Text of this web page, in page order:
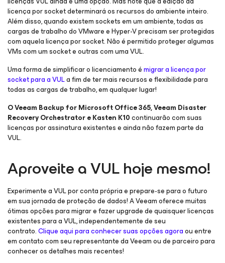
licença por socket determinará os recursos do ambiente inteiro.
Além disso, quando existem sockets em um ambiente, todas as
cargas de trabalho do VMware e Hyper-V precisam ser protegidas
com aquela licença por socket. Não é permitido proteger algumas
VMs com um socket e outras com uma VUL.
Uma forma de simplificar o licenciamento émigrar a licença por
socket para a VULa fim de ter mais recursos e flexibilidade para
todas as cargas de trabalho, em qualquer lugar!
O Veeam Backupfor Microsoft Office 365, Veeam Disaster
Recovery Orchestrator e Kasten K10continuarão com suas
licenças por assinatura existentes e ainda não fazem parte da
VUL.
Aproveite a VUL hoje mesmo!
Experimente a VUL por conta própria e prepare-se para o futuro
em sua jornada de proteção de dados! A Veeam oferece muitas
ótimas opções para migrar e fazer upgrade de quaisquer licenças
existentes para a VUL, independentemente de seu
contrato.Clique aqui para conhecer suas opções agoraou entre
em contato com seu representante da Veeam ou de parceiro para
conhecer os detalhes mais recentes!